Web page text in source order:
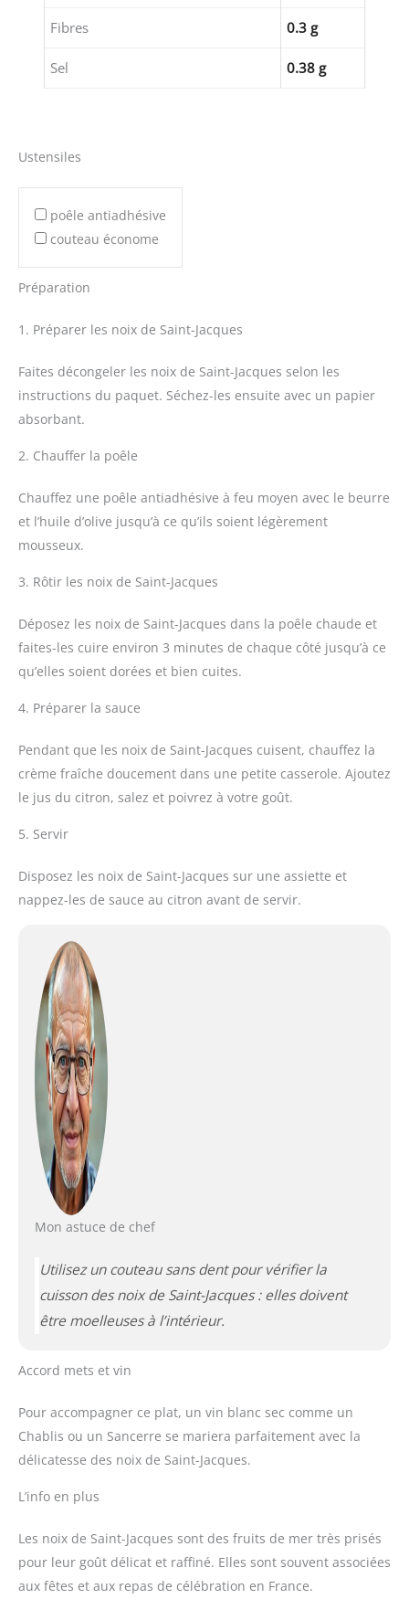
Fibres 0.3 g
Sel 0.38 g
Ustensiles
poêle antiadhésive
couteau économe
Préparation
1. Préparer les noix de Saint-Jacques
Faites décongeler les noix de Saint-Jacques selon les
instructions du paquet. Séchez-les ensuite avec un papier
absorbant.
2. Chauffer la poêle
Chauffez une poêle antiadhésive à feu moyen avec le beurre
et l’huile d’olive jusqu’à ce qu’ils soient légèrement
mousseux.
3. Rôtir les noix de Saint-Jacques
Déposez les noix de Saint-Jacques dans la poêle chaude et
faites-les cuire environ 3 minutes de chaque côté jusqu’à ce
qu’elles soient dorées et bien cuites.
4. Préparer la sauce
Pendant que les noix de Saint-Jacques cuisent, chauffez la
crème fraîche doucement dans une petite casserole. Ajoutez
le jus du citron, salez et poivrez à votre goût.
5. Servir
Disposez les noix de Saint-Jacques sur une assiette et
nappez-les de sauce au citron avant de servir.
Mon astuce de chef
Utilisez un couteau sans dent pour vérifier la
cuisson des noix de Saint-Jacques : elles doivent
être moelleuses à l’intérieur.
Accord mets et vin
Pour accompagner ce plat, un vin blanc sec comme un
Chablis ou un Sancerre se mariera parfaitement avec la
délicatesse des noix de Saint-Jacques.
L’info en plus
Les noix de Saint-Jacques sont des fruits de mer très prisés
pour leur goût délicat et raffiné. Elles sont souvent associées
aux fêtes et aux repas de célébration en France.